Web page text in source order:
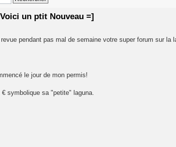
un ptit Nouveau =]
pendant pas mal de semaine votre super forum sur la
le jour de mon permis!
symbolique sa "petite" laguna.